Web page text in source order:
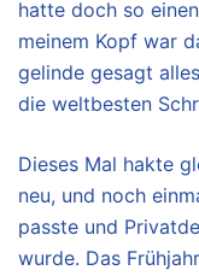
hatte doch so
meinem Kopf war
gelinde gesagt
die weltbesten
Dieses Mal hakte
neu, und noch
passte und
wurde. Das